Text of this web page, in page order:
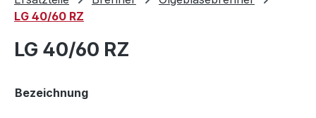
LG 40/60 RZ
LG 40/60 RZ
Bezeichnung